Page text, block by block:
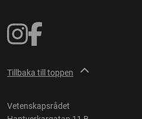
Tillbaka till toppen
Vetenskapsrådet